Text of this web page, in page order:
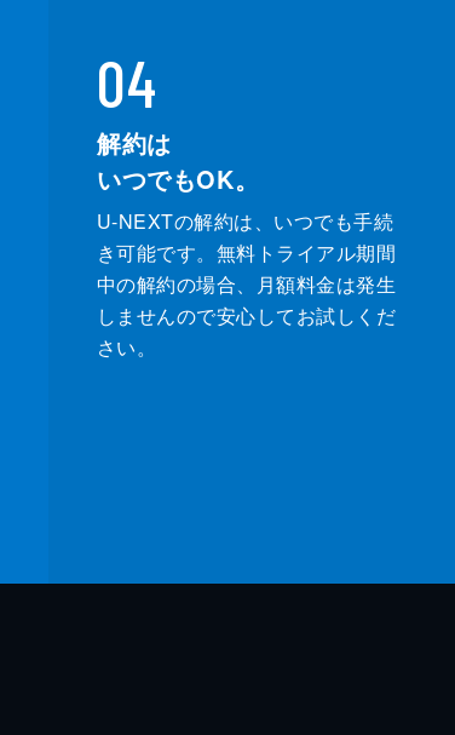
04
解約は
いつでもOK。
U-NEXTの解約は、いつでも手続
き可能です。無料トライアル期間
中の解約の場合、月額料金は発生
しませんので安心してお試しくだ
さい。